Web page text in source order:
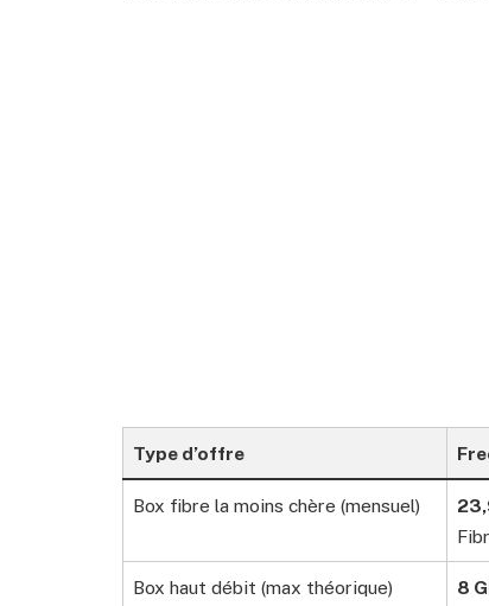
Type d’offre
Box fibre la moins chère (mensuel)
Box haut débit (max théorique) 8